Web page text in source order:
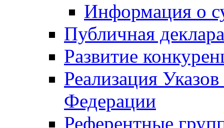
Информация о
Публичная
Развитие
Реализация
Федерации
Референтные